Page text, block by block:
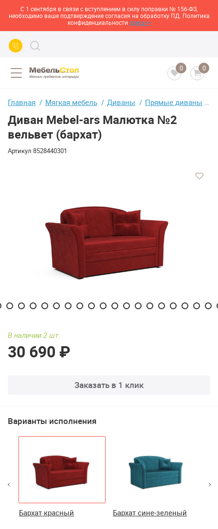
С 1 сентября в связи с вступлением в силу поправки № 156-ФЗ,
необходимо ваше подтверждение согласия на обработку ПД. Политика
конфиденциальности здесь>>
0 0
Главная Мягкая мебель Диваны Прямые диваны
Диван Mebel-ars Малютка №2
вельвет (бархат)
Артикул 8528440301
В наличии 2 шт.
30 690 ₽
Заказать в 1 клик
Варианты исполнения
Бархат красный Бархат сине-зеленый